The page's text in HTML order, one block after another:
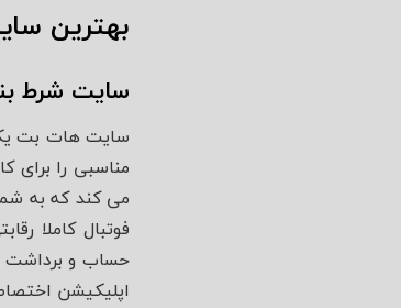
بهترین
سایت شرط
سایت هات بت
می‌ کند که به
حساب و برداشت
اپلیکیشن